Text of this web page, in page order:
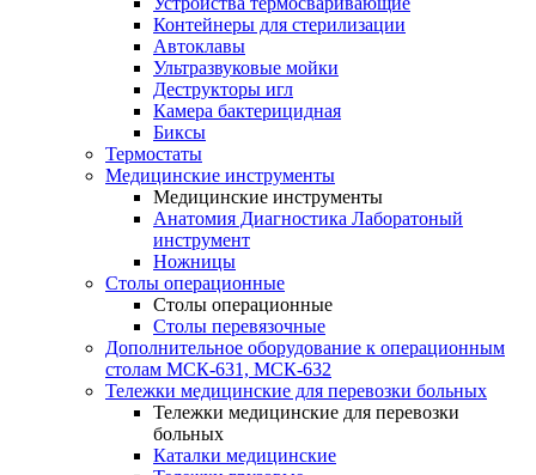
Контейнеры для стерилизации
Автоклавы
Ультразвуковые мойки
Деструкторы игл
Камера бактерицидная
Биксы
Термостаты
Медицинские инструменты
Медицинские инструменты
Анатомия Диагностика Лаборатоный
инструмент
Ножницы
Столы операционные
Столы операционные
Столы перевязочные
Дополнительное оборудование к операционным
столам МСК-631, МСК-632
Тележки медицинские для перевозки больных
Тележки медицинские для перевозки
больных
Каталки медицинские